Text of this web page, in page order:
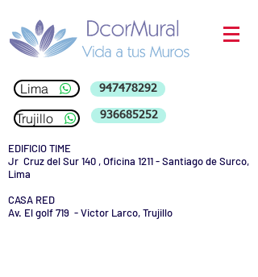
Lima 947478292
Trujillo 936685252
EDIFICIO TIME
Jr Cruz del Sur 140 , Oficina 1211 - Santiago de Surco,
Lima
CASA RED
Av. El golf 719 - Victor Larco, Trujillo